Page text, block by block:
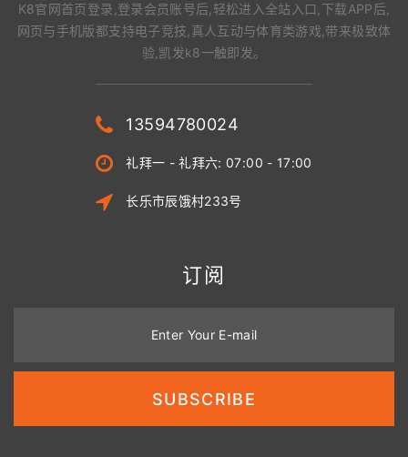
K8官网首页登录,登录会员账号后,轻松进入全站入口,下载APP后,
网页与手机版都支持电子竞技,真人互动与体育类游戏,带来极致体
验,凯发k8一触即发。
13594780024
礼拜一 - 礼拜六: 07:00 - 17:00
长乐市辰饿村233号
订阅
Enter Your E-mail
SUBSCRIBE